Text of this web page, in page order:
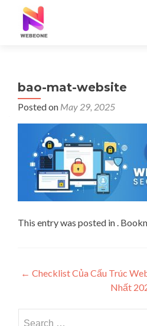
bao-mat-website
Posted on May 29, 2025
This entry was posted in .
Post
← Checklist Của Cấu Trúc
Nhất